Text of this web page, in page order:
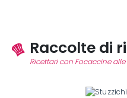
Raccolte di
Ricettari con Focaccine alle